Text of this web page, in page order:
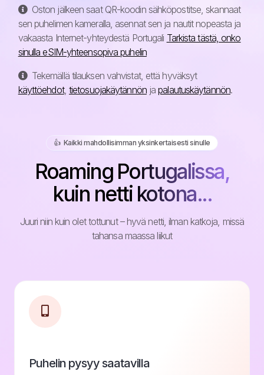
Oston jälkeen saat QR-koodin sähköpostitse, skannaat
sen puhelimen kameralla, asennat sen ja nautit nopeasta ja
vakaasta Internet-yhteydestä Portugali Tarkista tästä, onko
sinulla eSIM-yhteensopiva puhelin
Tekemällä tilauksen vahvistat, että hyväksyt
käyttöehdot, tietosuojakäytännönjapalautuskäytännön.
👍️ Kaikki mahdollisimman yksinkertaisesti sinulle
Roaming Portugalissa,
kuin netti kotona...
Juuri niin kuin olet tottunut – hyvä netti, ilman katkoja, missä
tahansa maassa liikut
Puhelin pysyy saatavilla